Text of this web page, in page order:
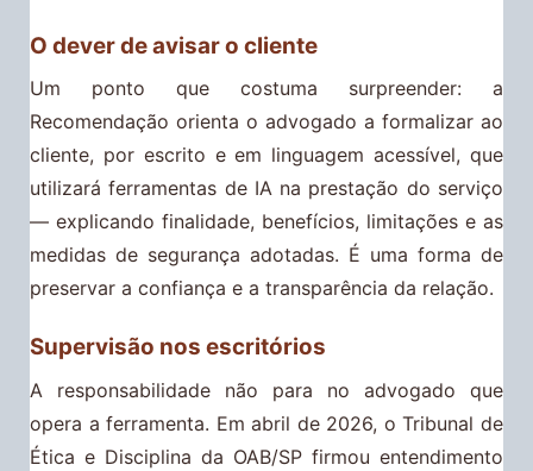
O dever de avisar o cliente
Um ponto que costuma surpreender: a
Recomendação orienta o advogado a formalizar ao
cliente, por escrito e em linguagem acessível, que
utilizará ferramentas de IA na prestação do serviço
— explicando finalidade, benefícios, limitações e as
medidas de segurança adotadas. É uma forma de
preservar a confiança e a transparência da relação.
Supervisão nos escritórios
A responsabilidade não para no advogado que
opera a ferramenta. Em abril de 2026, o Tribunal de
Ética e Disciplina da OAB/SP firmou entendimento